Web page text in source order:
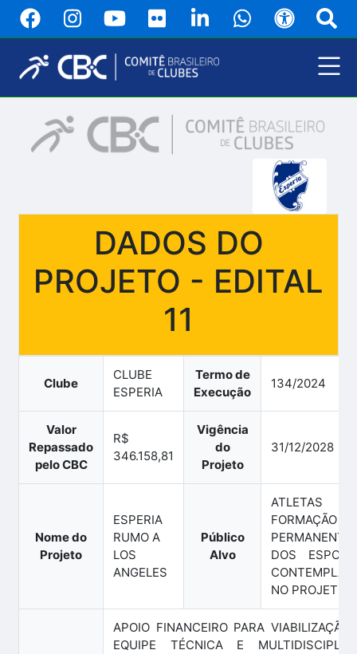
conteúdo
Principal
DADOS DO
PROJETO - EDITAL
11
Clube
CLUBE
ESPERIA
Termo de
Execução
134/2024
Valor
Repassado
pelo CBC
R$
346.158,81
Vigência
do
Projeto
31/12/2028
Nome do
Projeto
ESPERIA
RUMO A
LOS
ANGELES
Público
Alvo
ATLETAS
FORMAÇÃO
PERMANENTE
DOS
NO PROJETO
APOIO FINANCEIRO PARA VIABILIZAÇÃO
EQUIPE TÉCNICA E